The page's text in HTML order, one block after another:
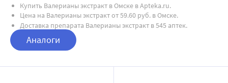
Купить Валерианы экстракт в Омске в Apteka.ru.
Цена на Валерианы экстракт от 59.60 руб. в Омске.
Доставка препарата Валерианы экстракт в 545 аптек.
Аналоги